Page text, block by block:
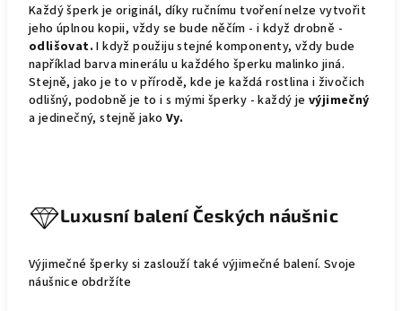
Každý šperk je originál, díky ručnímu tvoření nelze vytvořit
jeho úplnou kopii, vždy se bude něčím - i když drobně -
odlišovat. I když použiju stejné komponenty, vždy bude
například barva minerálu u každého šperku malinko jiná.
Stejně, jako je to v přírodě, kde je každá rostlina i živočich
odlišný, podobně je to i s mými šperky - každý je výjimečný
a jedinečný, stejně jako Vy.
Luxusní balení Českých náušnic
Výjimečné šperky si zaslouží také výjimečné balení. Svoje
náušnice obdržíte